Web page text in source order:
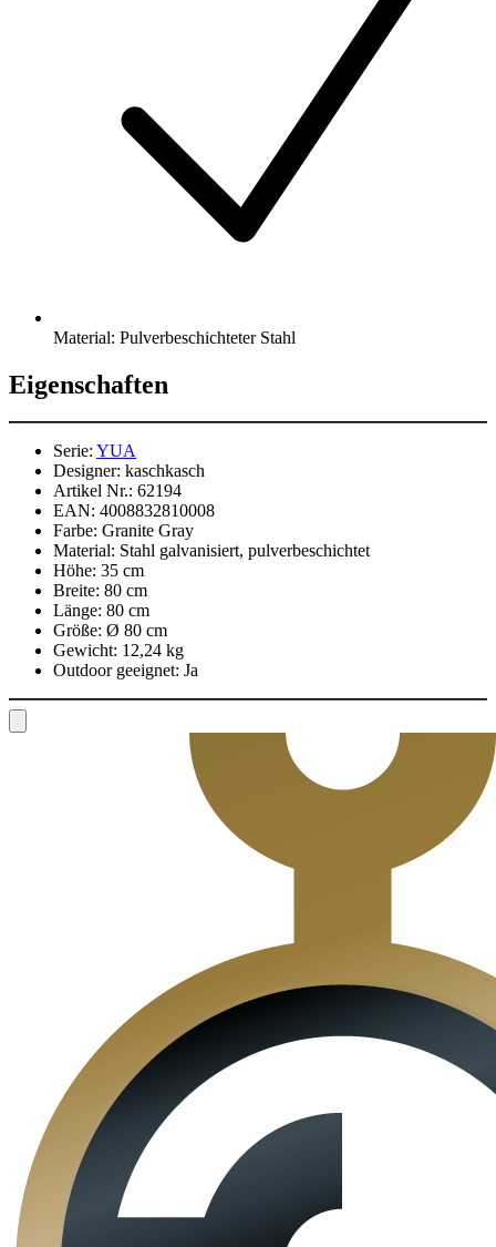
Material: Pulverbeschichteter Stahl
Eigenschaften
Serie: YUA
Designer: kaschkasch
Artikel Nr.: 62194
EAN: 4008832810008
Farbe: Granite Gray
Material: Stahl galvanisiert, pulverbeschichtet
Höhe: 35 cm
Breite: 80 cm
Länge: 80 cm
Größe: Ø 80 cm
Gewicht: 12,24 kg
Outdoor geeignet: Ja